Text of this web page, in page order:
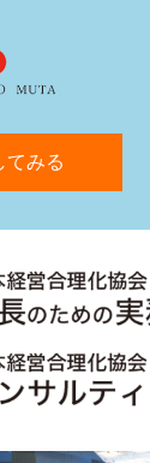
てみる